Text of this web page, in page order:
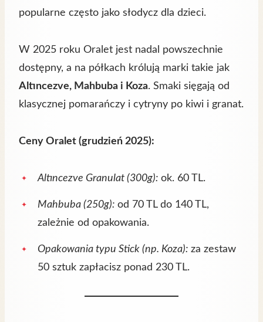
popularne często jako słodycz dla dzieci.
W 2025 roku Oralet jest nadal powszechnie
dostępny, a na półkach królują marki takie jak
Altıncezve, Mahbuba i Koza. Smaki sięgają od
klasycznej pomarańczy i cytryny po kiwi i granat.
Ceny Oralet (grudzień 2025):
Altıncezve Granulat (300g): ok. 60 TL.
Mahbuba (250g): od 70 TL do 140 TL,
zależnie od opakowania.
Opakowania typu Stick (np. Koza): za zestaw
50 sztuk zapłacisz ponad 230 TL.